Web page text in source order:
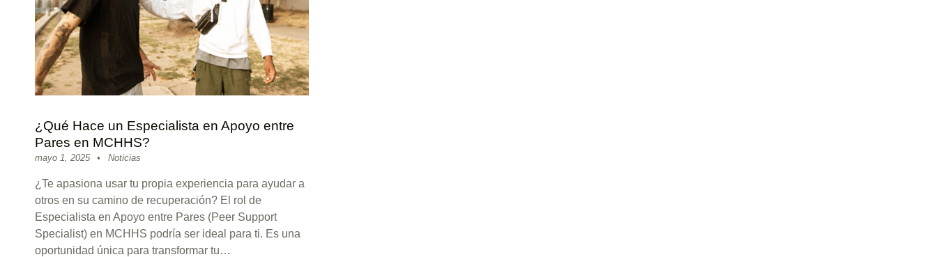
¿Qué Hace un Especialista en Apoyo entre
Pares en MCHHS?
mayo 1, 2025 Written by:
sitemanager
Categorized in:
Noticias
¿Te apasiona usar tu propia experiencia para ayudar a
otros en su camino de recuperación? El rol de
Especialista en Apoyo entre Pares (Peer Support
Specialist) en MCHHS podría ser ideal para ti. Es una
oportunidad única para transformar tu…